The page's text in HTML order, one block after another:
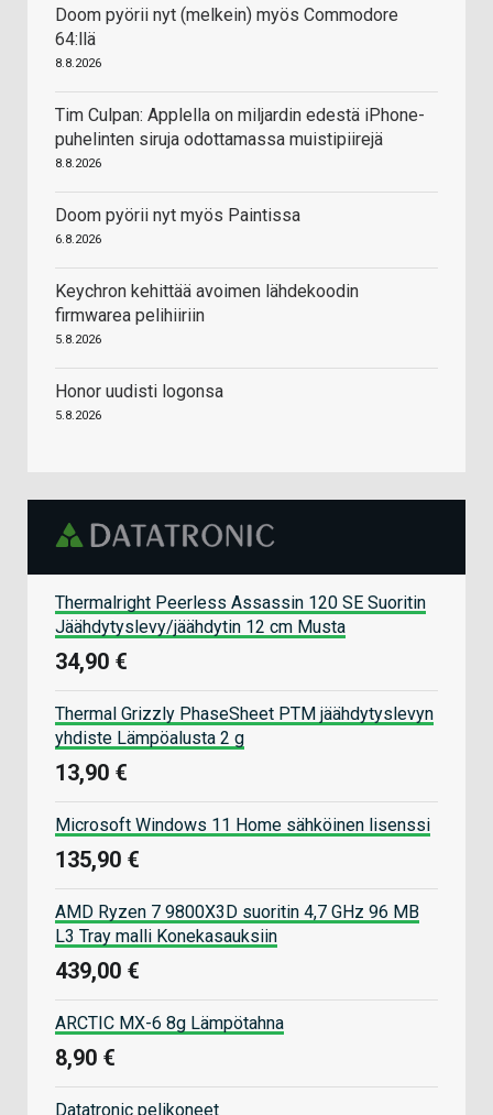
Doom pyörii nyt (melkein) myös Commodore
64:llä
8.8.2026
Tim Culpan: Applella on miljardin edestä iPhone-
puhelinten siruja odottamassa muistipiirejä
8.8.2026
Doom pyörii nyt myös Paintissa
6.8.2026
Keychron kehittää avoimen lähdekoodin
firmwarea pelihiiriin
5.8.2026
Honor uudisti logonsa
5.8.2026
Thermalright Peerless Assassin 120 SE Suoritin
Jäähdytyslevy/jäähdytin 12 cm Musta
34,90 €
Thermal Grizzly PhaseSheet PTM jäähdytyslevyn
yhdiste Lämpöalusta 2 g
13,90 €
Microsoft Windows 11 Home sähköinen lisenssi
135,90 €
AMD Ryzen 7 9800X3D suoritin 4,7 GHz 96 MB
L3 Tray malli Konekasauksiin
439,00 €
ARCTIC MX-6 8g Lämpötahna
8,90 €
Datatronic pelikoneet